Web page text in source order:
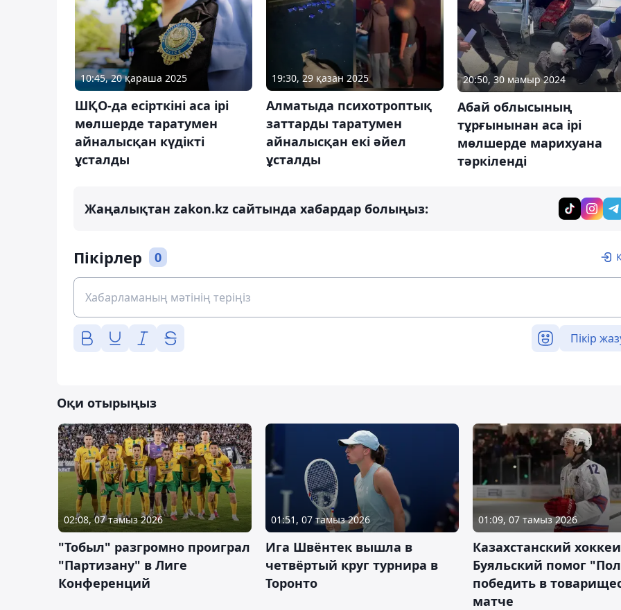
10:45, 20 қараша 2025
ШҚО-да есірткіні аса ірі
мөлшерде таратумен
айналысқан күдікті
ұсталды
19:30, 29 қазан 2025
Алматыда психотроптық
заттарды таратумен
айналысқан екі әйел
ұсталды
20:50, 30 мамыр 2024
Абай облысының
тұрғынынан аса ірі
мөлшерде марихуана
тәркіленді
Жаңалықтан zakon.kz сайтында хабардар болыңыз:
Пікірлер 0
Пікір
Оқи отырыңыз
02:08, 07 тамыз 2026
"Тобыл" разгромно проиграл
"Партизану" в Лиге
Конференций
01:51, 07 тамыз 2026
Ига Швёнтек вышла в
четвёртый круг турнира в
Торонто
01:09, 07 тамыз 2026
Казахстанский
Буяльский помог
победить в
матче